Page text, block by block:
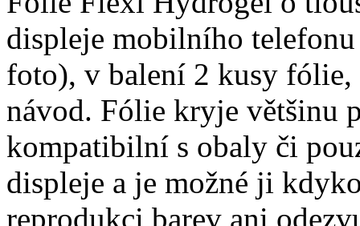
displeje mobilního
foto), v balení 2 kusy fólie,
návod. Fólie kryje většinu
kompatibilní s obaly či
displeje a je možné ji
reprodukci barev ani